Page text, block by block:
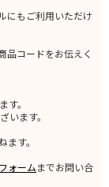
にもご利用いただけ
コードをお伝えく
。
ます。
す。
ォームまでお問い合